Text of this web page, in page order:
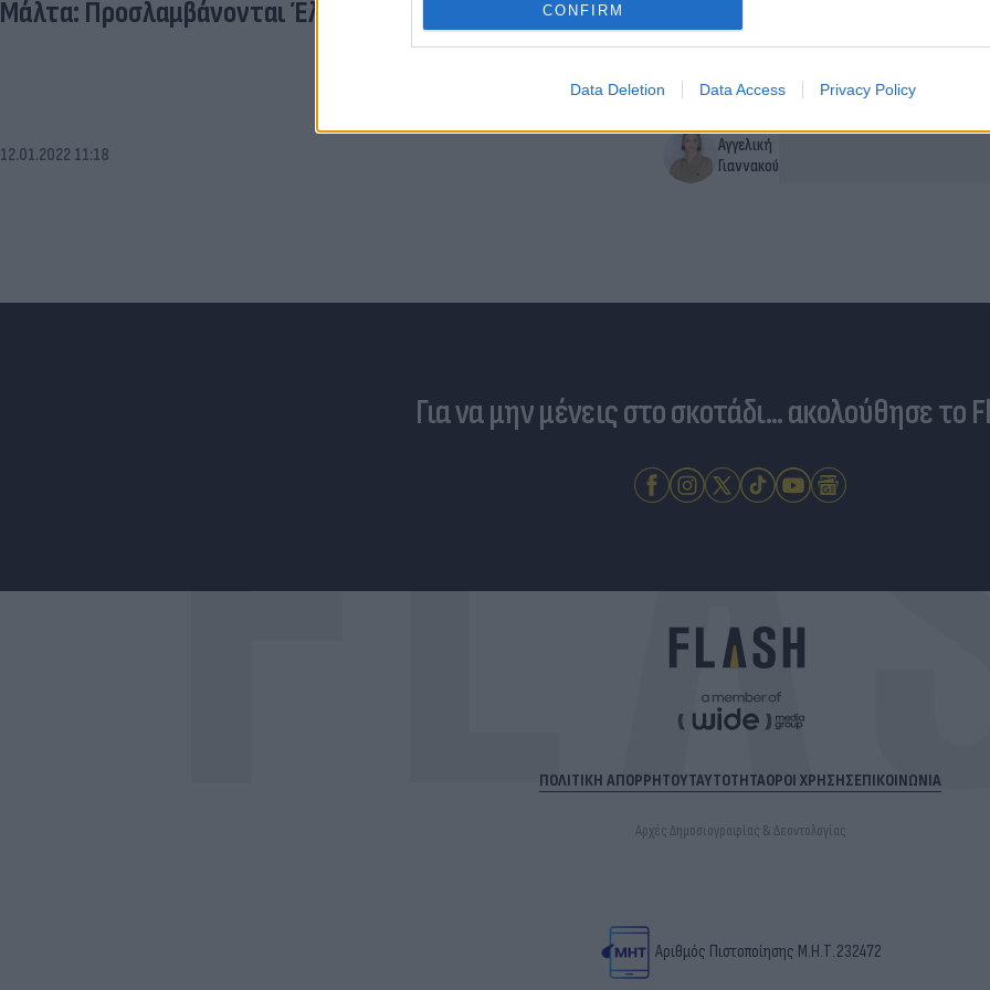
CONFIRM
Data Deletion Data Access Privacy Policy
Μάλτα: Προσλαμβάνονται Έλληνες με μισθό 23.500 ευρώ
12.01.2022 11:18
Αγγελική
Γιαννακού
Για να μην μένεις στο σκοτάδι... ακολούθησε το
ΠΟΛΙΤΙΚΗ ΑΠΟΡΡΗΤΟΥΤΑΥΤΟΤΗΤΑΟΡΟΙ ΧΡΗΣΗΣΕΠΙΚΟΙΝΩΝΙΑ
Αρχές Δημοσιογραφίας & Δεοντολογίας
Αριθμός Πιστοποίησης Μ.Η.Τ.232472